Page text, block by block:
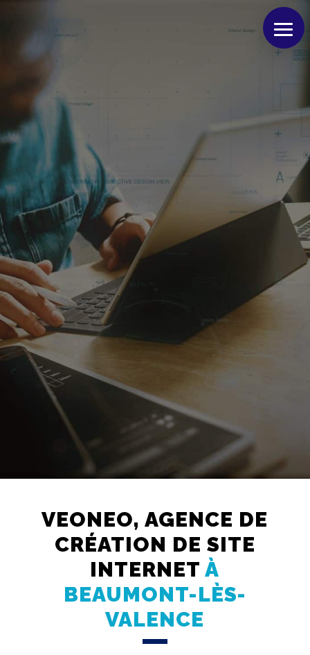
Création
Web
Referencement
Réseaux
sociaux
Audit
VEONEO, AGENCE DE
CRÉATION DE SITE
INTERNETÀ
BEAUMONT-LÈS-
VALENCE